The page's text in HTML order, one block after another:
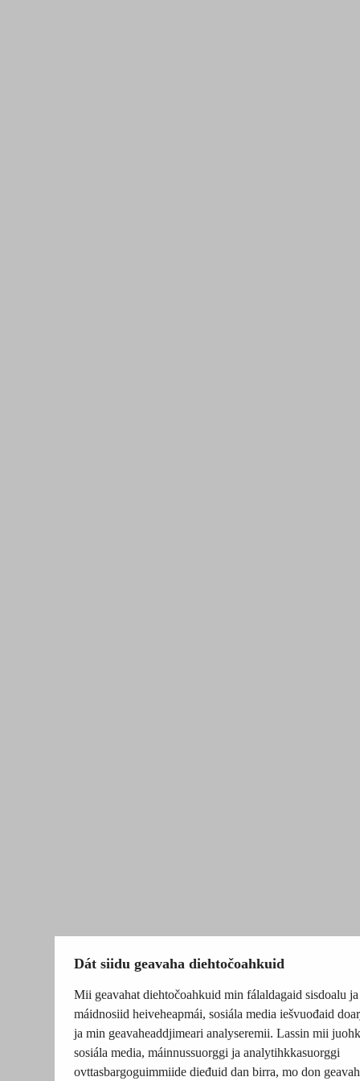
Dát siidu geavaha diehtočoahkuid
Mii geavahat diehtočoahkuid min fálaldagaid sisdoalu ja
máidnosiid heiveheapmái, sosiála media iešvuođaid
ja min geavaheaddjimeari analyseremii. Lassin mii
sosiála media, máinnussuorggi ja analytihkkasuorggi
ovttasbargoguimmiide dieđuid dan birra, mo don